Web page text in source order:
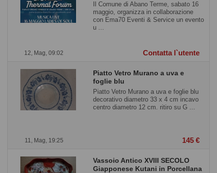
12, Mag, 09:02
Il Comune di Abano Terme, sabato 16
maggio, organizza in collaborazione
con Ema70 Eventi & Service un evento
u ...
Contatta l`utente
11, Mag, 19:25
Piatto Vetro Murano a uva e
foglie blu
Piatto Vetro Murano a uva e foglie blu
decorativo diametro 33 x 4 cm incavo
centro diametro 12 cm. ritiro su G ...
145 €
Vassoio Antico XVIII SECOLO
Giapponese Kutani in Porcellana